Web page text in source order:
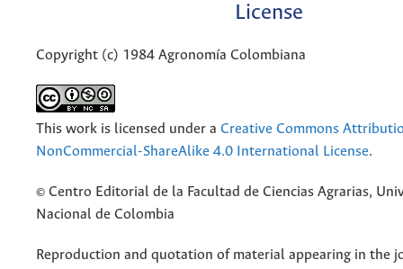
License
Copyright (c) 1984 Agronomía Colombiana
This work is licensed under a Creative Commons
NonCommercial-ShareAlike 4.0 International License.
© Centro Editorial de la Facultad de Ciencias Agrarias,
Nacional de Colombia
Reproduction and quotation of material appearing in the